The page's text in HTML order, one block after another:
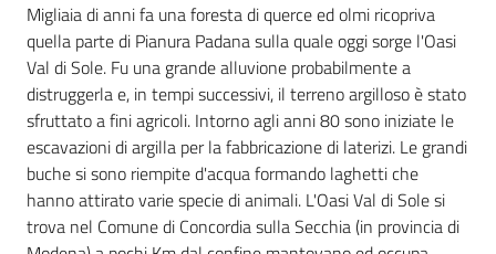
Documenti
e
dati
Scopri
il
territorio
Migliaia di anni fa una foresta di querce ed olmi ricopriva
quella parte di Pianura Padana sulla quale oggi sorge l'Oasi
Val di Sole. Fu una grande alluvione probabilmente a
distruggerla e, in tempi successivi, il terreno argilloso è stato
sfruttato a fini agricoli. Intorno agli anni 80 sono iniziate le
escavazioni di argilla per la fabbricazione di laterizi. Le grandi
buche si sono riempite d'acqua formando laghetti che
hanno attirato varie specie di animali. L'Oasi Val di Sole si
trova nel Comune di Concordia sulla Secchia (in provincia di